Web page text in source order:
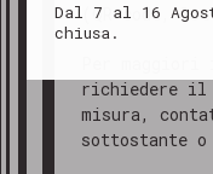
Dal 7 al 16
chiusa.
(QR code,
richiedere il
misura,
sottostante o
restiamo a
Cordiali
Il team di